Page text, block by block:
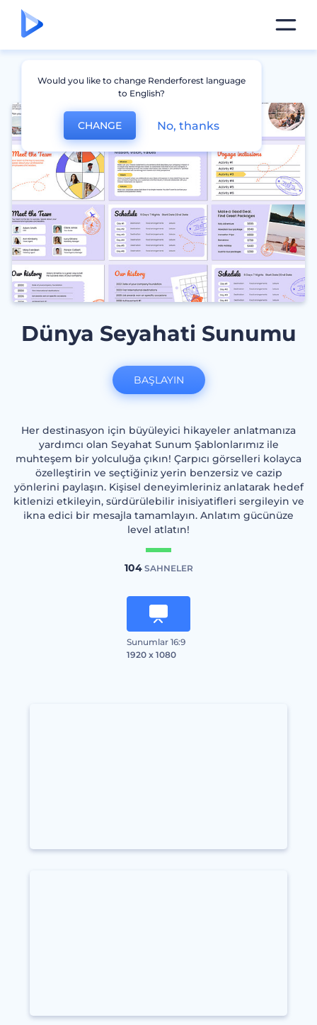
Dünya Seyahati Sunumu
Her destinasyon için büyüleyici hikayeler anlatmanıza
yardımcı olan Seyahat Sunum Şablonlarımız ile
muhteşem bir yolculuğa çıkın! Çarpıcı görselleri kolayca
özelleştirin ve seçtiğiniz yerin benzersiz ve cazip
yönlerini paylaşın. Kişisel deneyimleriniz anlatarak hedef
kitlenizi etkileyin, sürdürülebilir inisiyatifleri sergileyin ve
ikna edici bir mesajla tamamlayın. Anlatım gücünüze
level atlatın!
104SAHNELER
Sunumlar 16:9
1920 x 1080
BAŞLAYIN
Would you like to change Renderforest language
to English?
CHANGE No, thanks